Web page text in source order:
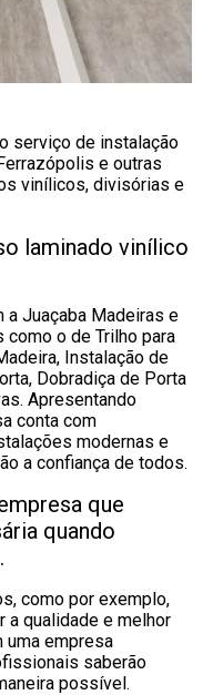
serviço de instalação
e outras
vinílicos, divisórias e
laminado vinílico
a Juaçaba Madeiras e
como o de Trilho para
Instalação de
Dobradiça de Porta
Apresentando
conta com
modernas e
a confiança de todos.
que
quando
como por exemplo,
a qualidade e melhor
uma empresa
saberão
possível.